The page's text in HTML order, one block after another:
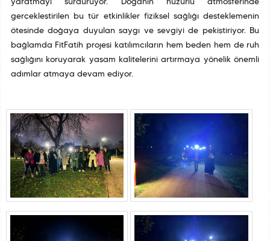
yaratmayı sürdürüyor. Doğanın huzurlu atmosferinde
gerçekleştirilen bu tür etkinlikler fiziksel sağlığı desteklemenin
ötesinde doğaya duyulan saygı ve sevgiyi de pekiştiriyor. Bu
bağlamda FitFatih projesi katılımcıların hem beden hem de ruh
sağlığını koruyarak yaşam kalitelerini artırmaya yönelik önemli
adımlar atmaya devam ediyor.